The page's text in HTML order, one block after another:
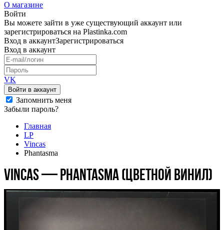
О магазине
Войти
Вы можете зайти в уже существующий аккаунт или
зарегистрироваться на Plastinka.com
Вход в аккаунтЗарегистрироваться
Вход в аккаунт
VK
Войти в аккаунт
Запомнить меня
Забыли пароль?
Главная
LP
Vincas
Phantasma
Vincas — Phantasma (цветной винил)